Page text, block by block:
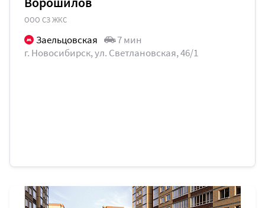
ООО СЗ ЖКС
Заельцовская
7 мин
г. Новосибирск, ул. Светлановская, 46/1